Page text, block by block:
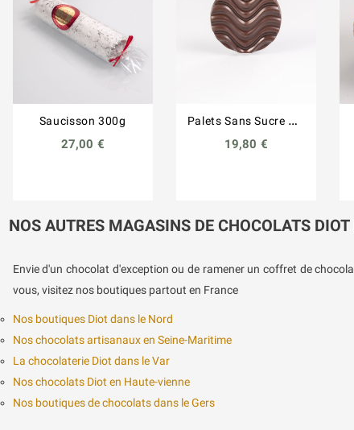
Saucisson 300g
27,00 €
P
alets Sans Sucre Assortis 200g
19,80 €
NOS AUTRES MAGASINS DE CHOCOLATS
Envie d'un chocolat d'exception ou de ramener un coffret de
vous, visitez nos boutiques partout en France
Nos boutiques Diot dans le Nord
Nos chocolats artisanaux en Seine-Maritime
La chocolaterie Diot dans le Var
Nos chocolats Diot en Haute-vienne
Nos boutiques de chocolats dans le Gers